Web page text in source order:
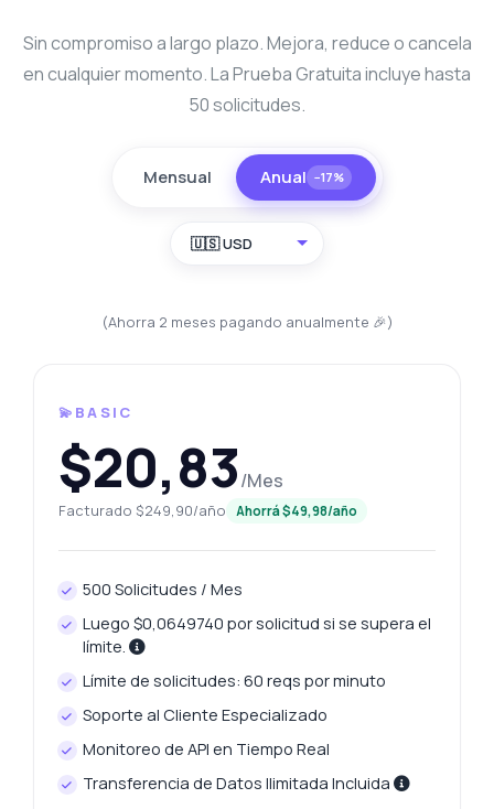
Sin compromiso a largo plazo. Mejora, reduce o cancela
en cualquier momento. La Prueba Gratuita incluye hasta
50 solicitudes.
Mensual Anual −17%
🇺🇸 USD
(Ahorra 2 meses pagando anualmente 🎉)
💫BASIC
$20,83/Mes
Facturado $249,90/año Ahorrá $49,98/año
500 Solicitudes / Mes
Luego $0,0649740 por solicitud si se supera el
límite.
Límite de solicitudes: 60 reqs por minuto
Soporte al Cliente Especializado
Monitoreo de API en Tiempo Real
Transferencia de Datos Ilimitada Incluida